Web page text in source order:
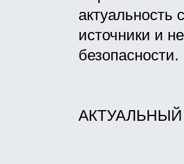
актуальность
источники и
безопасности.